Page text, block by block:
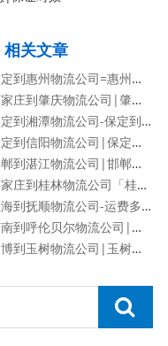
相关文章
保定到惠州物流公司=惠州专线
石家庄到肇庆物流公司|肇庆专线
保定到湘潭物流公司-保定到湘潭货运专线
保定到信阳物流公司|保定到信阳物流专线
邯郸到湛江物流公司|邯郸到湛江物流专线
石家庄到桂林物流公司「桂林专线」
上海到抚顺物流公司-运费多少「服务周到」
济南到呼伦贝尔物流公司|济南到呼伦贝尔物流专线
淄博到玉树物流公司|玉树专线